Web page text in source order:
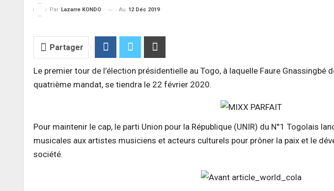
Par Lazarre KONDO Au 12 Déc 2019
Partager
Le premier tour de l’élection présidentielle au Togo, à laquelle Faure Gnassingbé
quatrième mandat, se tiendra le 22 février 2020.
Pour maintenir le cap, le parti Union pour la République (UNIR) du N°1 Togolais
musicales aux artistes musiciens et acteurs culturels pour prôner la paix et le
société.